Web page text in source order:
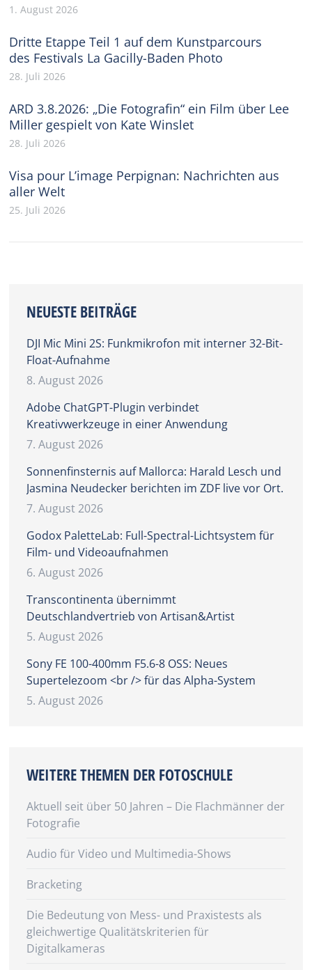
1. August 2026
Dritte Etappe Teil 1 auf dem Kunstparcours
des Festivals La Gacilly-Baden Photo
28. Juli 2026
ARD 3.8.2026: „Die Fotografin“ ein Film über Lee
Miller gespielt von Kate Winslet
28. Juli 2026
Visa pour L’image Perpignan: Nachrichten aus
aller Welt
25. Juli 2026
NEUESTE BEITRÄGE
DJI Mic Mini 2S: Funkmikrofon mit interner 32-Bit-
Float-Aufnahme
8. August 2026
Adobe ChatGPT-Plugin verbindet
Kreativwerkzeuge in einer Anwendung
7. August 2026
Sonnenfinsternis auf Mallorca: Harald Lesch und
Jasmina Neudecker berichten im ZDF live vor Ort.
7. August 2026
Godox PaletteLab: Full-Spectral-Lichtsystem für
Film- und Videoaufnahmen
6. August 2026
Transcontinenta übernimmt
Deutschlandvertrieb von Artisan&Artist
5. August 2026
Sony FE 100-400mm F5.6-8 OSS: Neues
Supertelezoom <br /> für das Alpha-System
5. August 2026
WEITERE THEMEN DER FOTOSCHULE
Aktuell seit über 50 Jahren – Die Flachmänner der
Fotografie
Audio für Video und Multimedia-Shows
Bracketing
Die Bedeutung von Mess- und Praxistests als
gleichwertige Qualitätskriterien für
Digitalkameras